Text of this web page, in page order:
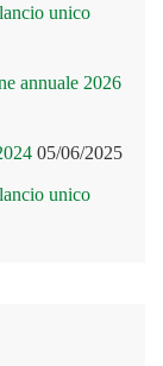
unico
annuale 2026
05/06/2025
unico